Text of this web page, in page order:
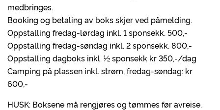
medbringes.
Booking og betaling av boks skjer ved påmelding.
Oppstalling fredag-lørdag inkl. 1 sponsekk. 500,-
Oppstalling fredag-søndag inkl. 2 sponsekk. 800,-
Oppstalling dagboks inkl. ½ sponsekk kr 350,-/dag
Camping på plassen inkl. strøm, fredag-søndag: kr
600,-
HUSK: Boksene må rengjøres og tømmes før avreise.